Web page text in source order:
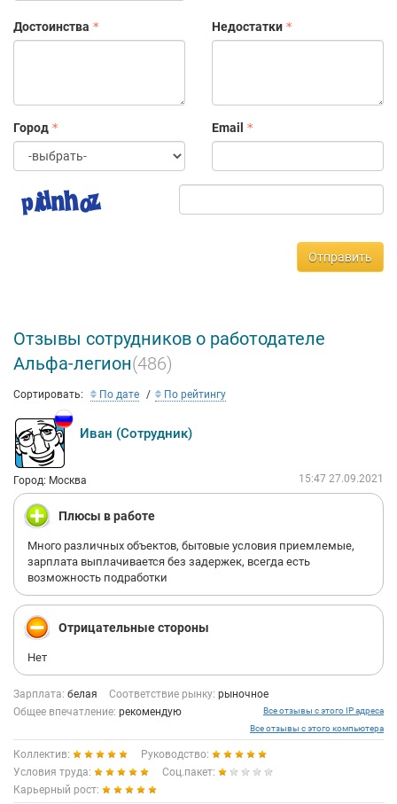
Достоинства Недостатки
Город Email
Отправить
Отзывы сотрудников о работодателе
Альфа-легион(486)
Сортировать: По дате По рейтингу
Иван (Сотрудник)
Город: Москва 15:47 27.09.2021
Плюсы в работе
Много различных объектов, бытовые условия приемлемые,
зарплата выплачивается без задержек, всегда есть
возможность подработки
Отрицательные стороны
Нет
Зарплата: белая Соответствие рынку: рыночное
Общее впечатление: рекомендую
Все отзывы с этого IP адреса
Все отзывы с этого компьютера
Коллектив:
Руководство:
Условия труда:
Соц.пакет:
Карьерный рост: